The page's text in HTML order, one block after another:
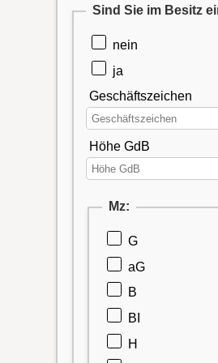
Sind Sie im Besitz
nein
ja
Geschäftszeichen
Höhe GdB
Mz:
G
aG
B
BI
H